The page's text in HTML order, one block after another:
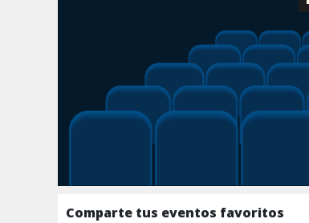
Comparte tus eventos favoritos